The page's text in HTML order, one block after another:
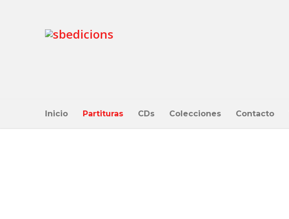
Inicio Partituras CDs Colecciones Contacto